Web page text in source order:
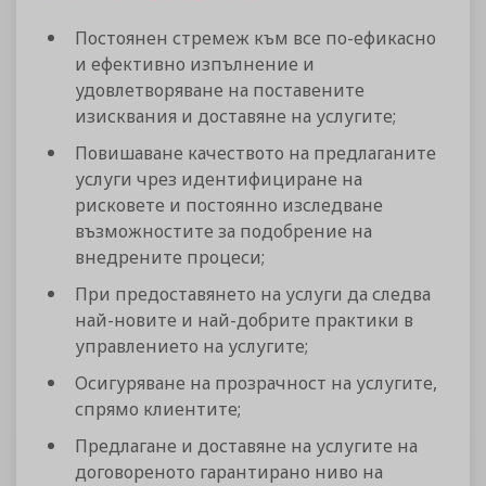
Постоянен стремеж към все по-ефикасно
и ефективно изпълнение и
удовлетворяване на поставените
изисквания и доставяне на услугите;
Повишаване качеството на предлаганите
услуги чрез идентифициране на
рисковете и постоянно изследване
възможностите за подобрение на
внедрените процеси;
При предоставянето на услуги да следва
най-новите и най-добрите практики в
управлението на услугите;
Осигуряване на прозрачност на услугите,
спрямо клиентите;
Предлагане и доставяне на услугите на
договореното гарантирано ниво на